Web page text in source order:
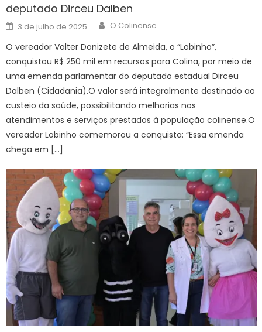
deputado Dirceu Dalben
Posted
on
3 de julho de 2025 Author
O Colinense
O vereador Valter Donizete de Almeida, o “Lobinho”,
conquistou R$ 250 mil em recursos para Colina, por meio de
uma emenda parlamentar do deputado estadual Dirceu
Dalben (Cidadania).O valor será integralmente destinado ao
custeio da saúde, possibilitando melhorias nos
atendimentos e serviços prestados à população colinense.O
vereador Lobinho comemorou a conquista: “Essa emenda
chega em […]